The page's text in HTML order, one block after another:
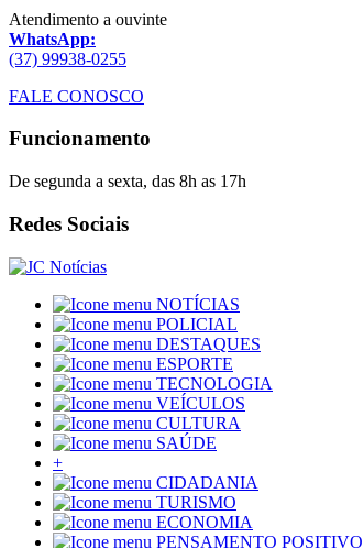
Atendimento a ouvinte
WhatsApp:
(37) 99938-0255
FALE CONOSCO
Funcionamento
De segunda a sexta, das 8h as 17h
Redes Sociais
NOTÍCIAS
POLICIAL
DESTAQUES
ESPORTE
TECNOLOGIA
VEÍCULOS
CULTURA
SAÚDE
+
CIDADANIA
TURISMO
ECONOMIA
PENSAMENTO POSITIVO